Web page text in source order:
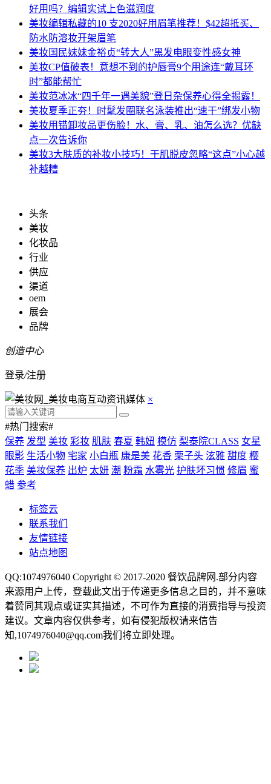
好用吗？编辑实试上色滋润度
美妆编辑私藏的10 支2020好用眉笔推荐！$42超抵买、
防水防溶妆开架眉笔
美妆国民妹妹金裕贞“转大人”黑发电眼变性感女神
美妆CP值破表！意想不到的护唇膏9个用途连“戴耳环
时”都能帮忙
美妆范冰冰“四千年一遇美貌”登日杂保养心得全揭露！
美妆夏季正夯！时髦发圈联名泳装推出“速干”绑发小物
美妆用错卸妆品更伤脸！水、膏、乳、油怎么选？优缺
点一次告诉你
美妆3大肤质的补妆小技巧！干肌脱皮忽略“这点”小心越
补越糟
头条
美妆
化妆品
行业
供应
渠道
oem
展会
品牌
创造中心
登录/注册
×
#热门搜索#
保养 发型 美妆 彩妆 肌肤 春夏 韩妞 模仿 梨泰院CLASS 女星
眼影 生活小物 宅家 小白瓶 康是美 花香 栗子头 泫雅 甜度 樱
花季 美妆保养 出炉 太妍 潮 粉霜 水雾光 护肤坏习惯 修眉 蜜
蜡 参考
标签云
联系我们
友情链接
站点地图
QQ:1074976040 Copyright © 2017-2020 餐饮品牌网 .部分内容
来源用户上传，登载此文出于传递更多信息之目的，并不意味
着赞同其观点或证实其描述，不可作为直接的消费指导与投资
建议。文章内容仅供参考，如有侵犯版权请来信告
知,1074976040@qq.com我们将立即处理。